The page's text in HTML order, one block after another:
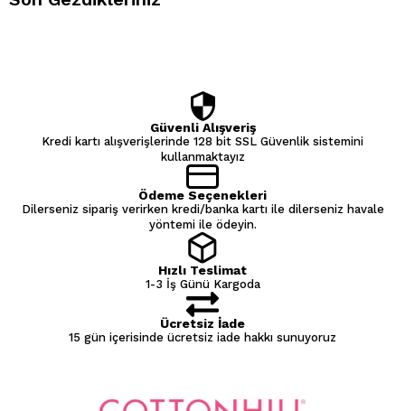
Güvenli Alışveriş
Kredi kartı alışverişlerinde 128 bit SSL Güvenlik sistemini
kullanmaktayız
Ödeme Seçenekleri
Dilerseniz sipariş verirken kredi/banka kartı ile dilerseniz havale
yöntemi ile ödeyin.
Hızlı Teslimat
1-3 İş Günü Kargoda
Ücretsiz İade
15 gün içerisinde ücretsiz iade hakkı sunuyoruz